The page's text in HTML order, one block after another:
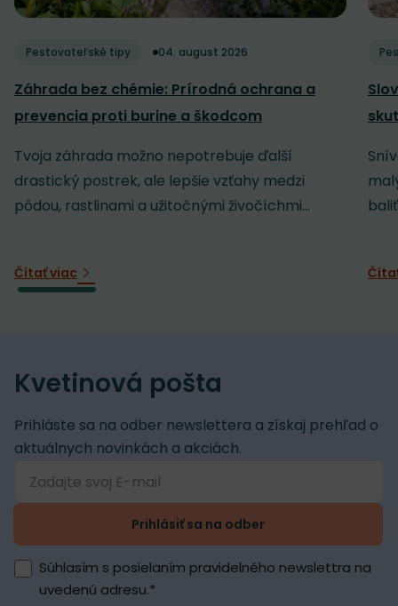
Pestovateľské tipy 04. august 2026
Záhrada bez chémie: Prírodná ochrana a
prevencia proti burine a škodcom
Tvoja záhrada možno nepotrebuje ďalší
drastický postrek, ale lepšie vzťahy medzi
pôdou, rastlinami a užitočnými živočíchmi...
Čítať viac
Kvetinová pošta
Prihláste sa na odber newslettera a získaj prehľad o
aktuálnych novinkách a akciách.
Prihlásiť sa na odber
Súhlasím s posielaním pravidelného newslettra na
uvedenú adresu.*